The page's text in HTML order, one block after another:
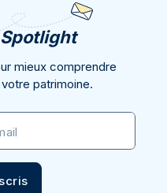
mieux comprendre
patrimoine.